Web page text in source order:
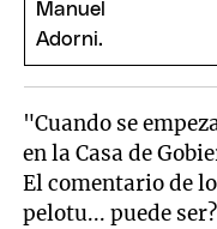
"Cuando se
en la Casa de
El comentario de
pelotu... puede